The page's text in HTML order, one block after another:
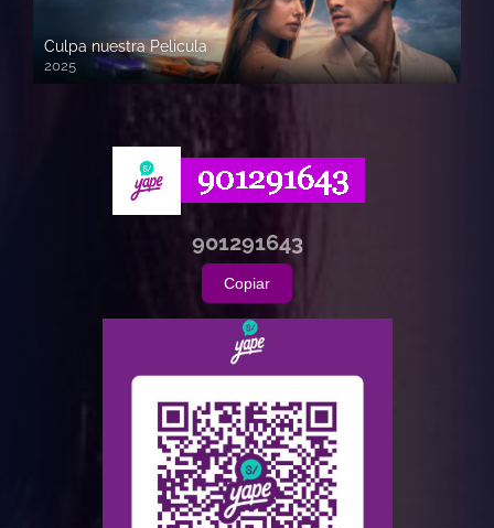
Culpa nuestra Pelicula
2025
720p HD
901291643
Copiar